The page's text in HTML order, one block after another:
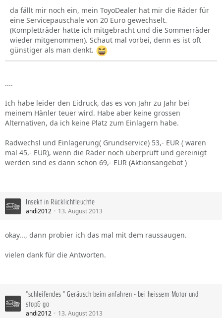
da fällt mir noch ein, mein ToyoDealer hat mir die Räder für
eine Servicepauschale von 20 Euro gewechselt.
(Kompletträder hatte ich mitgebracht und die Sommerräder
wieder mitgenommen). Schaut mal vorbei, denn es ist oft
günstiger als man denkt.
....
Ich habe leider den Eidruck, das es von Jahr zu Jahr bei
meinem Hänler teuer wird. Habe aber keine grossen
Alternativen, da ich keine Platz zum Einlagern habe.
Radwechsl und Einlagerung( Grundservice) 53,- EUR ( waren
mal 45,- EUR), wenn die Räder noch überprüft und gereinigt
werden sind es dann schon 69,- EUR (Aktionsangebot )
Insekt in Rücklichtleuchte
andi2012 13. August 2013
okay..., dann probier ich das mal mit dem raussaugen.
vielen dank für die Antworten.
"schleifendes " Geräusch beim anfahren - bei heissem Motor und
stop& go
andi2012 13. August 2013